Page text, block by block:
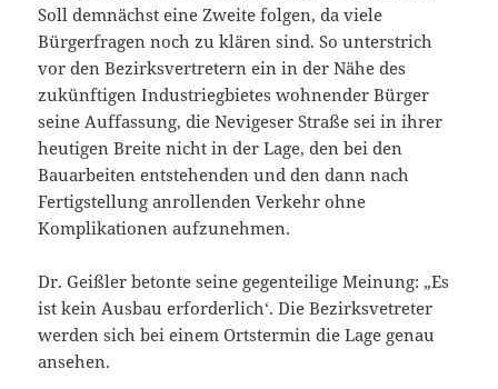
Soll demnächst eine Zweite folgen, da viele
Bürgerfragen noch zu klären sind. So unterstrich
vor den Bezirksvertretern ein in der Nähe des
zukünftigen Industriegbietes wohnender Bürger
seine Auffassung, die Nevigeser Straße sei in ihrer
heutigen Breite nicht in der Lage, den bei den
Bauarbeiten entstehenden und den dann nach
Fertigstellung anrollenden Verkehr ohne
Komplikationen aufzunehmen.
Dr. Geißler betonte seine gegenteilige Meinung: „Es
ist kein Ausbau erforderlich‘. Die Bezirksvetreter
werden sich bei einem Ortstermin die Lage genau
ansehen.